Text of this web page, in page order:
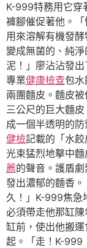
K-999特務用它穿
褲腳催促著他。
用來溶解有機發
變成無菌的、純
泥！」廖沾沾發
專業健康檢查包水
兩團麵皮。麵皮
三公尺的巨大麵
成一個半透明的
健檢記載的「水
光束猛烈地擊中
薦的聲音。護盾
發出濃郁的麵香
久！」K-999焦急
必須帶走他那缸
缸前，使出他搬
起。「走！K-999